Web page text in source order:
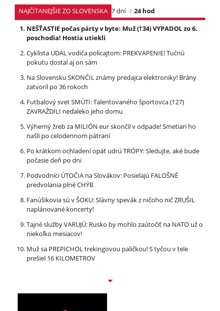
NAJČÍTANEJŠIE ZO SLOVENSKA 7 dní
24 hod
NEŠŤASTIE počas párty v byte: Muž (†34) VYPADOL zo 6.
poschodia! Hostia utiekli
Cyklista UDAL vodiča policajtom: PREKVAPENIE! Tučnú
pokutu dostal aj on sám
Na Slovensku SKONČIL známy predajca elektroniky! Brány
zatvoril po 36 rokoch
Futbalový svet SMÚTI: Talentovaného športovca (†27)
ZAVRAŽDILI neďaleko jeho domu
Výherný žreb za MILIÓN eur skončil v odpade! Smetiari ho
našli po celodennom pátraní
Po krátkom ochladení opäť udrú TRÓPY: Sledujte, aké bude
počasie deň po dni
Podvodníci ÚTOČIA na Slovákov: Posielajú FALOŠNÉ
predvolania plné CHÝB
Fanúšikovia sú v ŠOKU: Slávny spevák z ničoho nič ZRUŠIL
naplánované koncerty!
Tajné služby VARUJÚ: Rusko by mohlo zaútočiť na NATO už o
niekoľko mesiacov!
Muž sa PREPICHOL trekingovou paličkou! S tyčou v tele
prešiel 16 KILOMETROV